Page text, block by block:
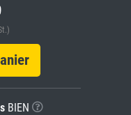
BIEN